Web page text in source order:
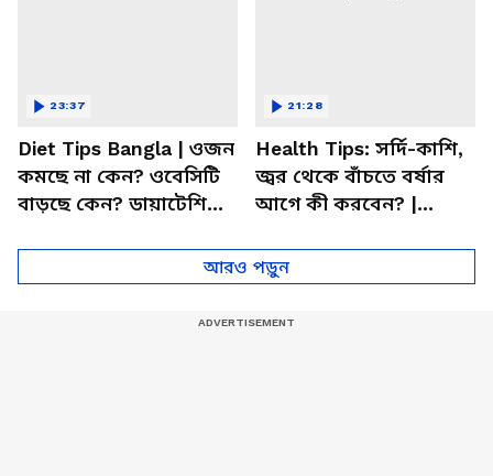
Diet Tips Bangla | ওজন
কমছে না কেন? ওবেসিটি
বাড়ছে কেন? ডায়াটেশিয়ান
23:37
Health Tips: সর্দি-কাশি,
জ্বর থেকে বাঁচতে বর্ষার
আগে কী করবেন? |
Cough
21:28
আরও পড়ুন